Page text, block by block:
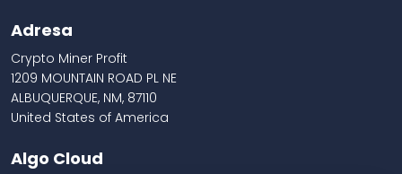
Adresa
Crypto Miner Profit
1209 MOUNTAIN ROAD PL NE
ALBUQUERQUE, NM, 87110
United States of America
Algo Cloud